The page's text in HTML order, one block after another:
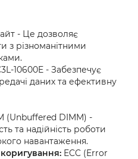
- Це дозволяє
з різноманітними
10600E - Забезпечує
даних та ефективну
(Unbuffered DIMM) -
та надійність роботи
навантаження.
ECC (Error